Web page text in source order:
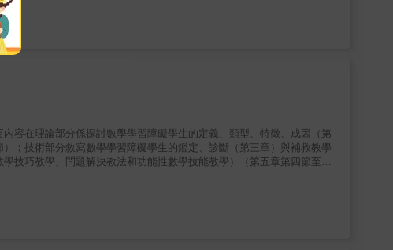
；技術部分敘寫數學學習障礙學生的鑑定、診斷（第三章）與補救教學
技巧教學、問題解決教法和功能性數學技能教學）（第五章第四節至第
材教法設計 樣本（第九章）等。